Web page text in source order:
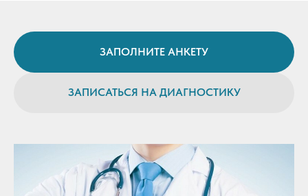
ЗАПОЛНИТЕ АНКЕТУ
ЗАПИСАТЬСЯ НА ДИАГНОСТИКУ